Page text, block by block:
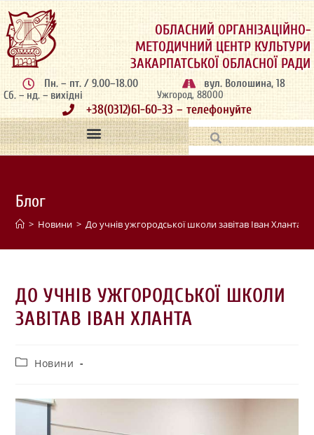
ОБЛАСНИЙ ОРГАНІЗАЦІЙНО-
МЕТОДИЧНИЙ ЦЕНТР КУЛЬТУРИ
ЗАКАРПАТСЬКОЇ ОБЛАСНОЇ РАДИ
Пн. – пт. / 9.00–18.00
Сб. – нд. – вихідні
вул. Волошина, 18
Ужгород, 88000
+38(0312)61-60-33 – телефонуйте
Блог
> Новини > До учнів ужгородської школи завітав Іван Хланта
ДО УЧНІВ УЖГОРОДСЬКОЇ ШКОЛИ
ЗАВІТАВ ІВАН ХЛАНТА
Новини